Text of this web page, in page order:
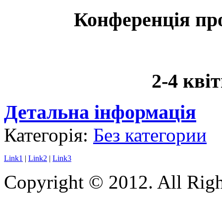
Конференція
2-4
Детальна інформація
Категорія: Без категории
Link1 | Link2 | Link3
Copyright © 2012. All